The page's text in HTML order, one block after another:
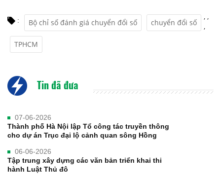
: Bộ chỉ số đánh giá chuyển đổi số
,
chuyển đổi số
,
TPHCM
,
Tin đã đưa
07-06-2026
Thành phố Hà Nội lập Tổ công tác truyền thông
cho dự án Trục đại lộ cảnh quan sông Hồng
06-06-2026
Tập trung xây dựng các văn bản triển khai thi
hành Luật Thủ đô